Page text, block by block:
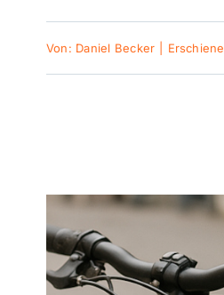
Von: Daniel Becker